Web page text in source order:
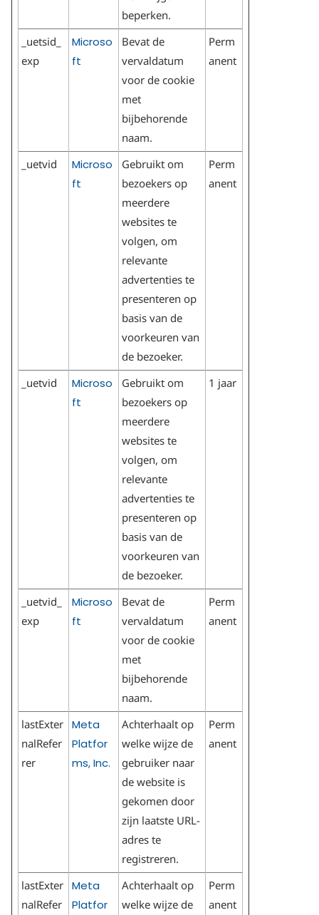
beperken.
_uetsid_
exp
Microso
ft
Bevat de
vervaldatum
voor de cookie
met
bijbehorende
naam.
Perm
anent
_uetvid
Microso
ft
Gebruikt om
bezoekers op
meerdere
websites te
volgen, om
relevante
advertenties te
presenteren op
basis van de
voorkeuren van
de bezoeker.
Perm
anent
_uetvid
Microso
ft
Gebruikt om
bezoekers op
meerdere
websites te
volgen, om
relevante
advertenties te
presenteren op
basis van de
voorkeuren van
de bezoeker.
1 jaar
_uetvid_
exp
Microso
ft
Bevat de
vervaldatum
voor de cookie
met
bijbehorende
naam.
Perm
anent
lastExter
nalRefer
rer
Meta
Platfor
ms, Inc.
Achterhaalt op
welke wijze de
gebruiker naar
de website is
gekomen door
zijn laatste URL-
adres te
registreren.
Perm
anent
lastExter
nalRefer
Meta
Platfor
Achterhaalt op
welke wijze de
Perm
anent